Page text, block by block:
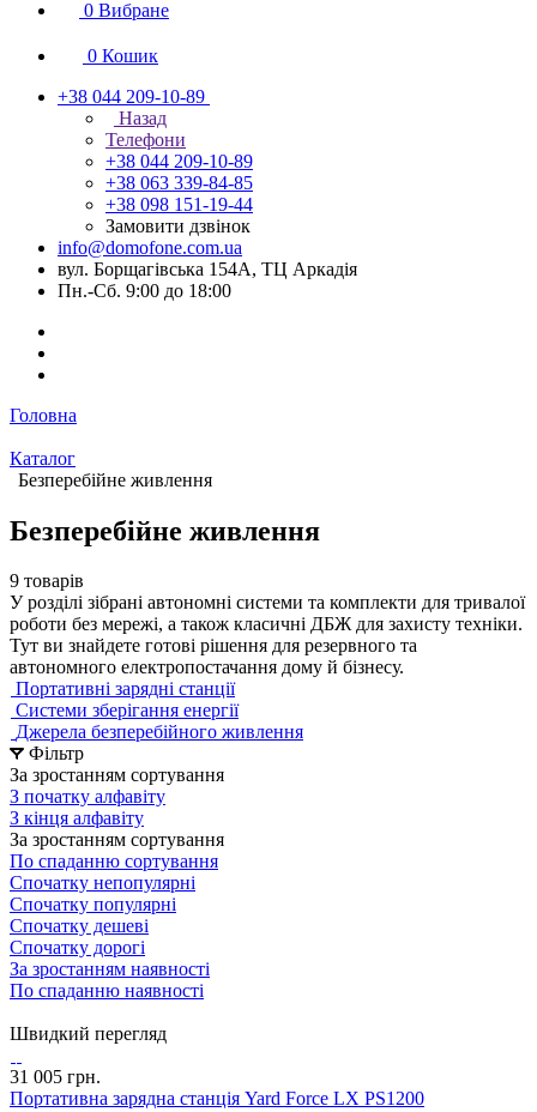
0 Вибране
0 Кошик
+38 044 209-10-89
Назад
Телефони
+38 044 209-10-89
+38 063 339-84-85
+38 098 151-19-44
Замовити дзвінок
info@domofone.com.ua
вул. Борщагівська 154А, ТЦ Аркадія
Пн.-Сб. 9:00 до 18:00
Головна
Каталог
Безперебійне живлення
Безперебійне живлення
9 товарів
У розділі зібрані автономні системи та комплекти для тривалої
роботи без мережі, а також класичні ДБЖ для захисту техніки.
Тут ви знайдете готові рішення для резервного та
автономного електропостачання дому й бізнесу.
Портативні зарядні станції
Системи зберігання енергії
Джерела безперебійного живлення
Фільтр
За зростанням сортування
З початку алфавіту
З кінця алфавіту
За зростанням сортування
По спаданню сортування
Спочатку непопулярні
Спочатку популярні
Спочатку дешеві
Спочатку дорогі
За зростанням наявності
По спаданню наявності
Швидкий перегляд
31 005 грн.
Портативна зарядна станція Yard Force LX PS1200